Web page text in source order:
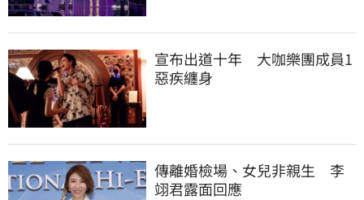
宣布出道十年　大咖樂團成員1
惡疾纏身
傳離婚檢場、女兒非親生　李
翊君露面回應